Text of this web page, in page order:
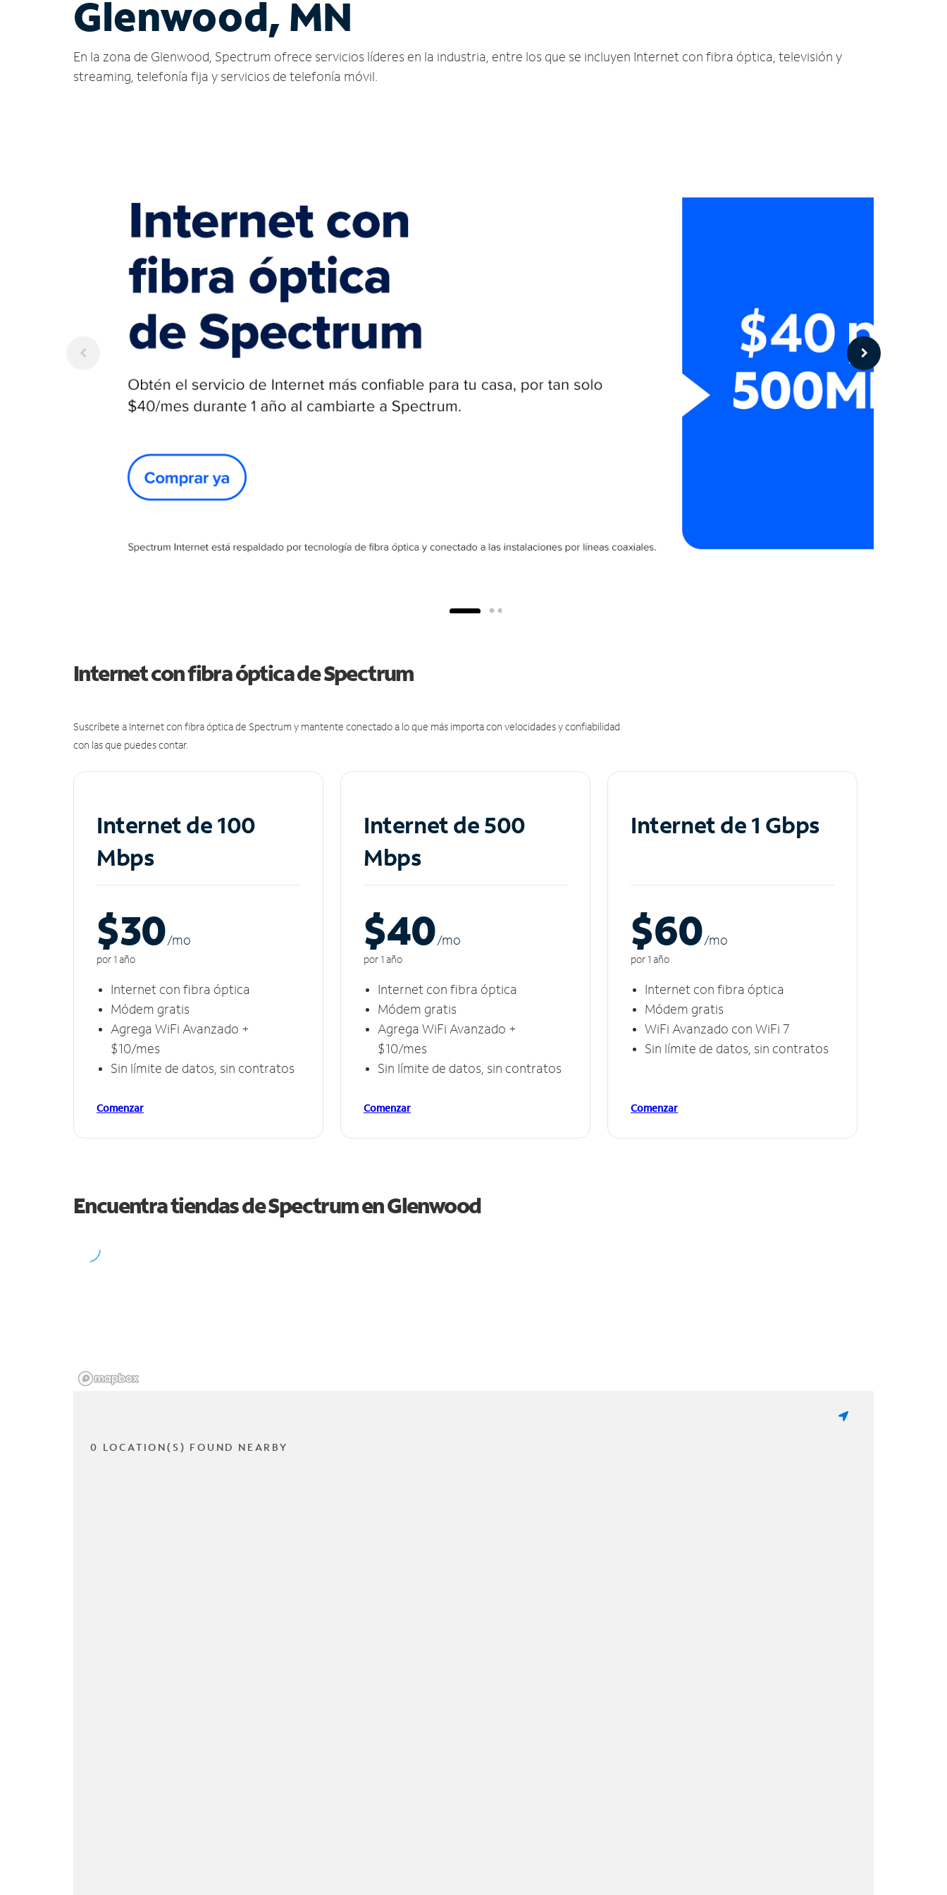
Glenwood, MN
En la zona de Glenwood, Spectrum ofrece servicios líderes en la industria, entre los que se incluyen Internet con fibra óptica, televisión y
streaming, telefonía fija y servicios de telefonía móvil.
Internet con fibra óptica de Spectrum
Suscríbete a Internet con fibra óptica de Spectrum y mantente conectado a lo que más importa con velocidades y confiabilidad
con las que puedes contar.
Internet de 100
Mbps
$30/mo
por 1 año
Internet con fibra óptica
Módem gratis
Agrega WiFi Avanzado +
$10/mes
Sin límite de datos, sin contratos
Comenzar
Internet de 500
Mbps
$40/mo
por 1 año
Internet con fibra óptica
Módem gratis
Agrega WiFi Avanzado +
$10/mes
Sin límite de datos, sin contratos
Comenzar
Internet de 1 Gbps
$60/mo
por 1 año
Internet con fibra óptica
Módem gratis
WiFi Avanzado con WiFi 7
Sin límite de datos, sin contratos
Comenzar
Encuentra tiendas de Spectrum enGlenwood
0 LOCATION(S) FOUND NEARBY